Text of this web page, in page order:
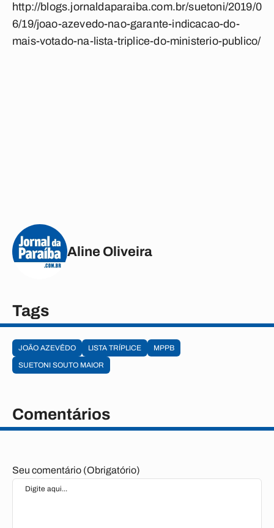
http://blogs.jornaldaparaiba.com.br/suetoni/2019/0
6/19/joao-azevedo-nao-garante-indicacao-do-
mais-votado-na-lista-triplice-do-ministerio-publico/
Aline Oliveira
Tags
JOÃO AZEVÊDO LISTA TRÍPLICE
MPPB
SUETONI SOUTO MAIOR
Comentários
Seu comentário (Obrigatório)